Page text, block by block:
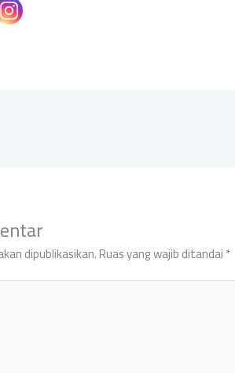
dipublikasikan.Ruas yang wajib ditandai*